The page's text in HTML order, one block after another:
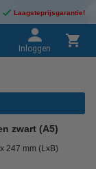
Laagsteprijsgarantie!
Inloggen
zwart (A5)
247 mm (LxB)